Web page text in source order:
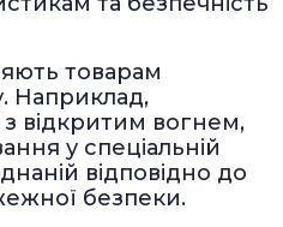
товарам
Наприклад,
з відкритим вогнем,
у спеціальній
відповідно до
безпеки.